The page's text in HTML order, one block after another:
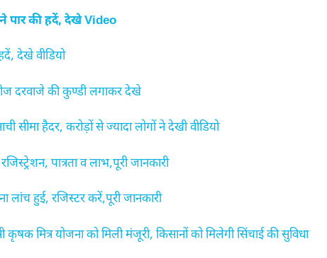
पार की हदें, देखे Video
देखे वीडियो
दरवाजे की कुण्डी लगाकर देखे
हैदर, करोड़ों से ज्यादा लोगों ने देखी वीडियो
पात्रता व लाभ,पूरी जानकारी
लांच हुई, रजिस्टर करें,पूरी जानकारी
मित्र योजना को मिली मंजूरी, किसानों को मिलेगी सिंचाई की सुविधा